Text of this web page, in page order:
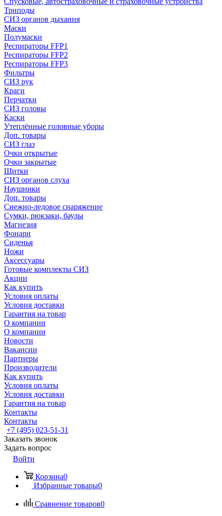
Триподы
СИЗ органов дыхания
Маски
Полумаски
Респираторы FFP1
Респираторы FFP2
Респираторы FFP3
Фильтры
СИЗ рук
Краги
Перчатки
СИЗ головы
Каски
Утеплённые головные уборы
Доп. товары
СИЗ глаз
Очки открытые
Очки закрытые
Щитки
СИЗ органов слуха
Наушники
Доп. товары
Снежно-ледовое снаряжение
Сумки, рюкзаки, баулы
Магнезия
Фонари
Сиденья
Ножи
Аксессуары
Готовые комплекты СИЗ
Акции
Как купить
Условия оплаты
Условия доставки
Гарантия на товар
О компании
О компании
Новости
Вакансии
Партнеры
Производители
Как купить
Условия оплаты
Условия доставки
Гарантия на товар
Контакты
Контакты
+7 (495) 023-51-31
Заказать звонок
Задать вопрос
Войти
Корзина0
Избранные товары0
Сравнение товаров0